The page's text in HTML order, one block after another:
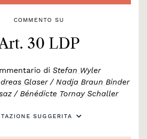
COMMENTO SU
30 LDP
di Stefan Wyler
Glaser/ Nadja Braun Binder
/ Bénédicte Tornay Schaller
SUGGERITA